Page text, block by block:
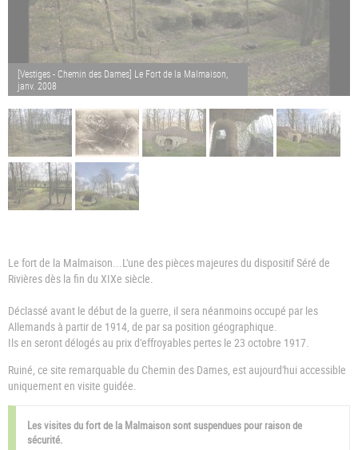
[Vestiges - Chemin des Dames] Le Fort de la Malmaison,
janv. 2008
Le fort de la Malmaison...L'une des pièces majeures du dispositif Séré de
Rivières dès la fin du XIXe siècle.
Déclassé avant le début de la guerre, il sera néanmoins occupé par les
Allemands à partir de 1914, de par sa position géographique.
Ils en seront délogés au prix d'effroyables pertes le 23 octobre 1917.
Ruiné, ce site remarquable du Chemin des Dames, est aujourd'hui accessible
uniquement en visite guidée.
Les visites du fort de la Malmaison sont suspendues pour raison de
sécurité.